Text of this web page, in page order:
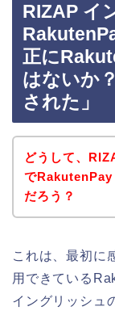
RIZAP イ
正に
はないか
された」
どうして、
でRakutenPay
だろう？
これは、最初に
用できている
イングリッシュ